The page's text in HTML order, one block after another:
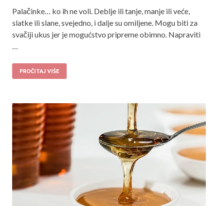
Palačinke… ko ih ne voli. Deblje ili tanje, manje ili veće,
slatke ili slane, svejedno, i dalje su omiljene. Mogu biti za
svačiji ukus jer je mogućstvo pripreme obimno. Napraviti
…
PROČITAJ VIŠE